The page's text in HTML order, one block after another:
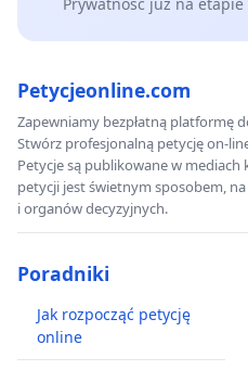
Petycjeonline.com
Zapewniamy bezpłatną platformę
Stwórz profesjonalną petycję on-
Petycje są publikowane w
petycji jest świetnym sposobem,
i organów decyzyjnych.
Poradniki
Jak rozpocząć petycję
online